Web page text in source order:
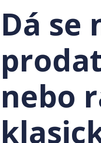
Dá se
nebo